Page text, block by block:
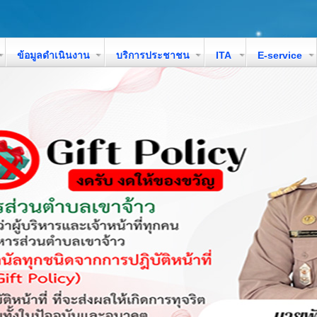
ข้อมูลดำเนินงาน บริการประชาชน ITA E-service